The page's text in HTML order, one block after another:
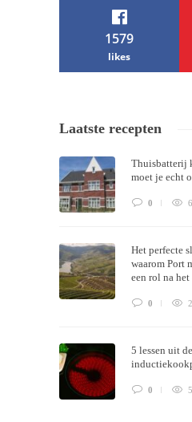
1579
likes
Themes bySilicon
now!
Laatste recepten
Thuisbatterij
moet je echt
0
Het perfecte
waarom Port
een rol na het
0
5 lessen uit
0